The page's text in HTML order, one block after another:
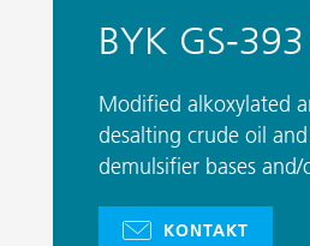
Autoreparaturlackierung
Autoserienlackierung
Bauchemie
Can Coatings
Coil Coatings
BYK GS-393
Modified alkoxylated
desalting crude oil
demulsifier bases
KONTAKT